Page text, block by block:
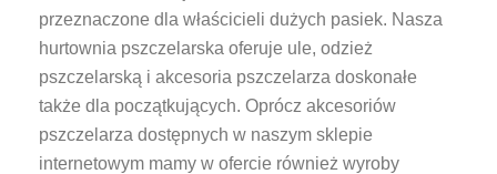
przeznaczone dla właścicieli dużych pasiek. Nasza
hurtownia pszczelarska oferuje ule, odzież
pszczelarską i akcesoria pszczelarza doskonałe
także dla początkujących. Oprócz akcesoriów
pszczelarza dostępnych w naszym sklepie
internetowym mamy w ofercie również wyroby